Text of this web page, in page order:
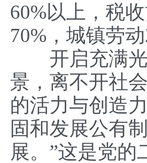
60%以上，税
70%，城镇劳
开启充满光
景，离不开社
的活力与创造
固和发展公有
展。”这是党